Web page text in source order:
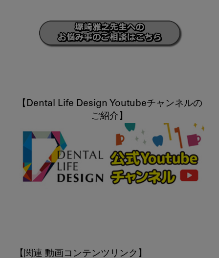
【Dental Life Design Youtubeチャンネルの